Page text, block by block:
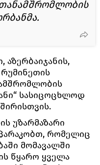
აზერბაიჯანის,
სასიცოცხლოდ
უზარმაზარი
რომელიც
მომავალში
წყარო ყველა